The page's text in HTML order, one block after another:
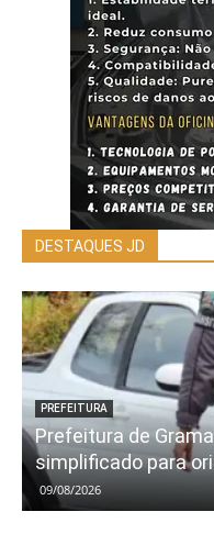
DESTAQUES JD
PREFEITURA
Prefeitura de
simplificado para
09/08/2026